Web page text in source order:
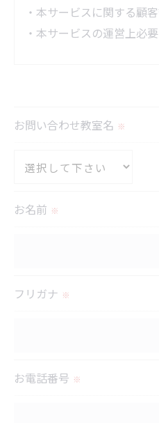
・本サービスに関する顧
・本サービスの運営上必
られた場合を除き、
＜個人情報の委託について
お問い合わせ教室名 ※
お名前 ※
フリガナ ※
お電話番号 ※